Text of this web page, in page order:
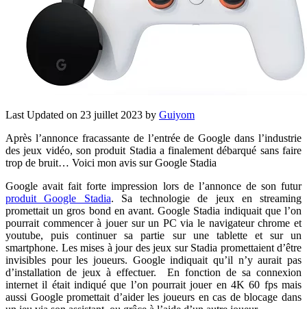
Last Updated on 23 juillet 2023 by Guiyom
Après l’annonce fracassante de l’entrée de Google dans l’industrie
des jeux vidéo, son produit Stadia a finalement débarqué sans faire
trop de bruit… Voici mon avis sur Google Stadia
Google avait fait forte impression lors de l’annonce de son futur
produit Google Stadia. Sa technologie de jeux en streaming
promettait un gros bond en avant. Google Stadia indiquait que l’on
pourrait commencer à jouer sur un PC via le navigateur chrome et
youtube, puis continuer sa partie sur une tablette et sur un
smartphone. Les mises à jour des jeux sur Stadia promettaient d’être
invisibles pour les joueurs. Google indiquait qu’il n’y aurait pas
d’installation de jeux à effectuer. En fonction de sa connexion
internet il était indiqué que l’on pourrait jouer en 4K 60 fps mais
aussi Google promettait d’aider les joueurs en cas de blocage dans